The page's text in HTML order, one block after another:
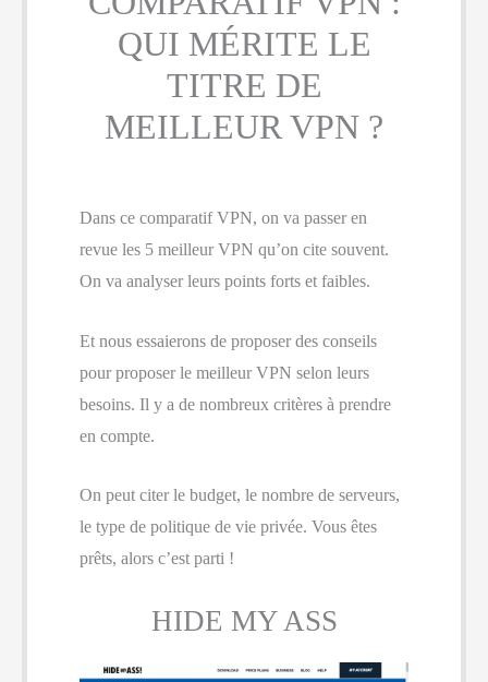
QUI MÉRITE LE
TITRE DE
MEILLEUR VPN ?
Dans ce comparatif VPN, on va passer en
revue les 5 meilleur VPN qu’on cite souvent.
On va analyser leurs points forts et faibles.
Et nous essaierons de proposer des conseils
pour proposer le meilleur VPN selon leurs
besoins. Il y a de nombreux critères à prendre
en compte.
On peut citer le budget, le nombre de serveurs,
le type de politique de vie privée. Vous êtes
prêts, alors c’est parti !
HIDE MY ASS